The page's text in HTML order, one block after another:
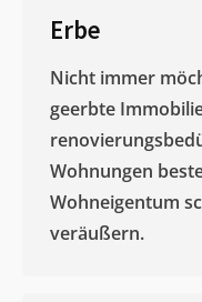
Erbe
Nicht immer
geerbte
Wohnungen
Wohneigentum
veräußern. ​